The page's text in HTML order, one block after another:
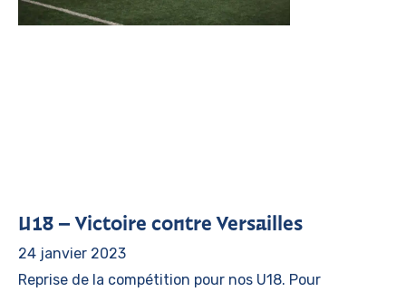
U18 – Victoire contre Versailles
24 janvier 2023
Reprise de la compétition pour nos U18. Pour